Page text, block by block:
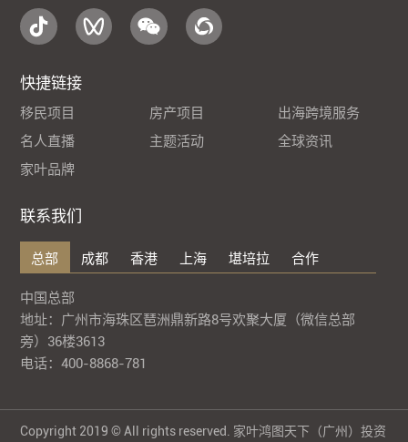
快捷链接
移民项目 房产项目
出海跨境服务
名人直播
主题活动
全球资讯
家叶品牌
联系我们
总部 成都 香港 上海 堪培拉 合作
中国总部
地址：广州市海珠区琶洲鼎新路8号欢聚大厦（微信总部
旁）36楼3613
电话：400-8868-781
Copyright 2019 © All rights reserved. 家叶鸿图天下（广州）投资